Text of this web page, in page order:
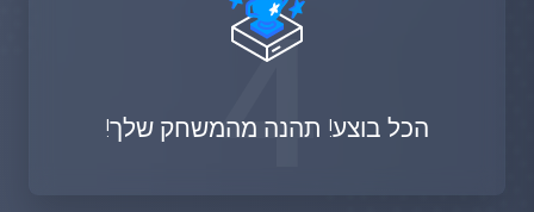
4
הכל בוצע! תהנה מהמשחק שלך!